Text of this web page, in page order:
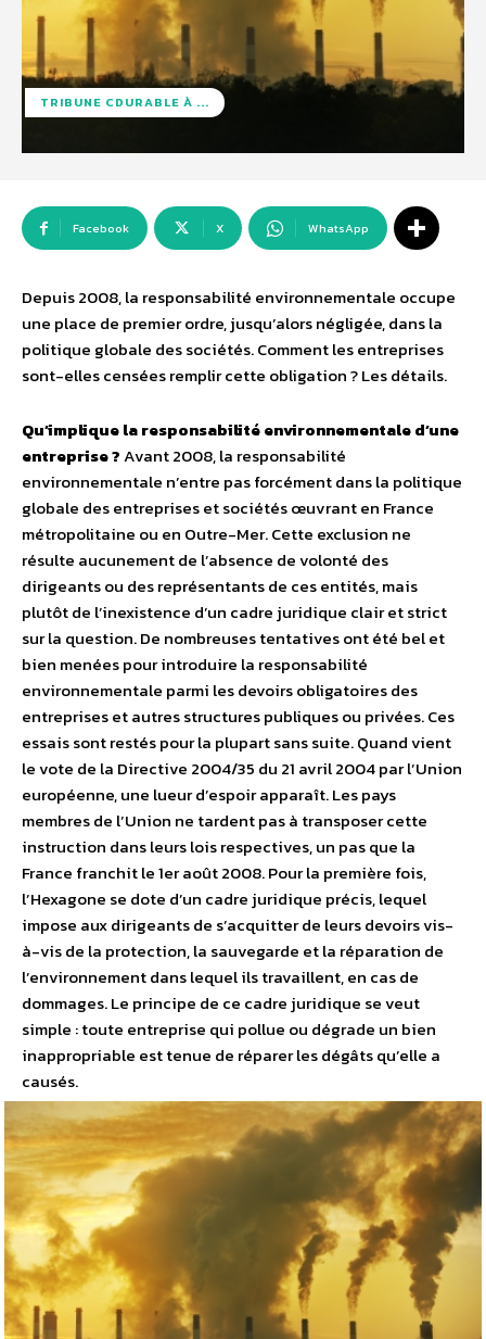
TRIBUNE CDURABLE À ...
Facebook X WhatsApp
Depuis 2008, la responsabilité environnementale occupe
une place de premier ordre, jusqu’alors négligée, dans la
politique globale des sociétés. Comment les entreprises
sont-elles censées remplir cette obligation ? Les détails.
Qu’implique la responsabilité environnementale d’une
entreprise ?Avant 2008, la responsabilité
environnementale n’entre pas forcément dans la politique
globale des entreprises et sociétés œuvrant en France
métropolitaine ou en Outre-Mer. Cette exclusion ne
résulte aucunement de l’absence de volonté des
dirigeants ou des représentants de ces entités, mais
plutôt de l’inexistence d’un cadre juridique clair et strict
sur la question. De nombreuses tentatives ont été bel et
bien menées pour introduire la responsabilité
environnementale parmi les devoirs obligatoires des
entreprises et autres structures publiques ou privées. Ces
essais sont restés pour la plupart sans suite. Quand vient
le vote de la Directive 2004/35 du 21 avril 2004 par l’Union
européenne, une lueur d’espoir apparaît. Les pays
membres de l’Union ne tardent pas à transposer cette
instruction dans leurs lois respectives, un pas que la
France franchit le 1er août 2008. Pour la première fois,
l’Hexagone se dote d’un cadre juridique précis, lequel
impose aux dirigeants de s’acquitter de leurs devoirs vis-
à-vis de la protection, la sauvegarde et la réparation de
l’environnement dans lequel ils travaillent, en cas de
dommages. Le principe de ce cadre juridique se veut
simple : toute entreprise qui pollue ou dégrade un bien
inappropriable est tenue de réparer les dégâts qu’elle a
causés.